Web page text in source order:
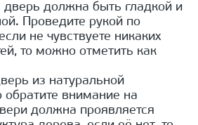
дверь должна быть гладкой и
Проведите рукой по
не чувствуете никаких
то можно отметить как
из натуральной
обратите внимание на
должна проявляется